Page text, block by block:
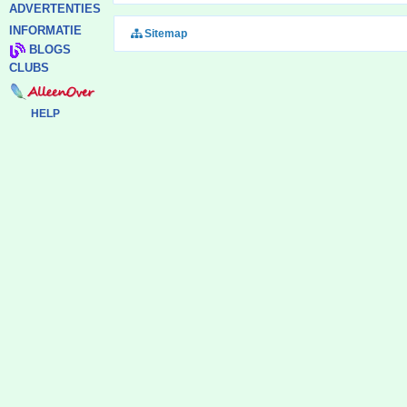
ADVERTENTIES
INFORMATIE
BLOGS
CLUBS
HELP
Sitemap